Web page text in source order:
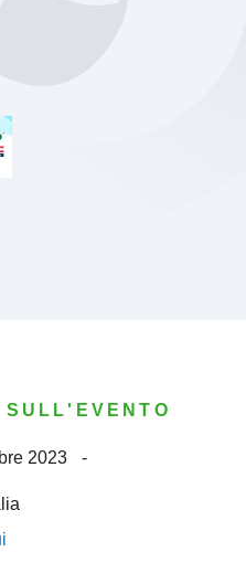
SULL'EVENTO
2023 -